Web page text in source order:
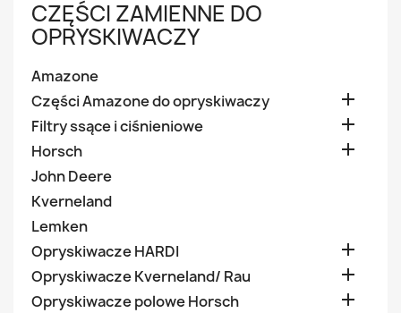
CZĘŚCI ZAMIENNE DO
OPRYSKIWACZY
Amazone
Części Amazone do opryskiwaczy

Filtry ssące i ciśnieniowe 
Horsch 
John Deere
Kverneland
Lemken
Opryskiwacze HARDI

Opryskiwacze Kverneland/ Rau 
Opryskiwacze polowe Horsch 